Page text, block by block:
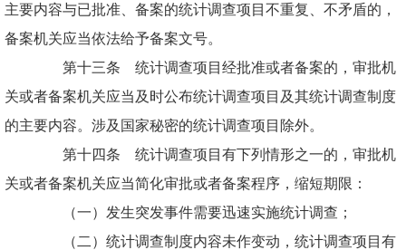
主要内容与已批准、备案的统计调查项目不重复、不矛盾的，
备案机关应当依法给予备案文号。
第十三条 统计调查项目经批准或者备案的，审批机
关或者备案机关应当及时公布统计调查项目及其统计调查制度
的主要内容。涉及国家秘密的统计调查项目除外。
第十四条 统计调查项目有下列情形之一的，审批机
关或者备案机关应当简化审批或者备案程序，缩短期限：
（一）发生突发事件需要迅速实施统计调查；
（二）统计调查制度内容未作变动，统计调查项目有